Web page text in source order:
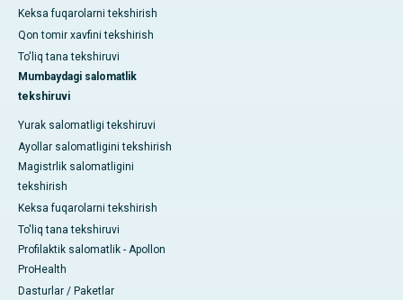
Keksa fuqarolarni tekshirish
Qon tomir xavfini tekshirish
To'liq tana tekshiruvi
Mumbaydagi salomatlik
tekshiruvi
Yurak salomatligi tekshiruvi
Ayollar salomatligini tekshirish
Magistrlik salomatligini
tekshirish
Keksa fuqarolarni tekshirish
To'liq tana tekshiruvi
Profilaktik salomatlik - Apollon
ProHealth
Dasturlar / Paketlar